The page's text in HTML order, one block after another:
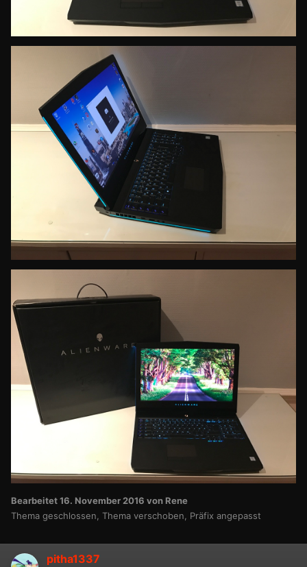
Bearbeitet16. November 2016 von Rene
Thema geschlossen, Thema verschoben, Präfix angepasst
pitha1337